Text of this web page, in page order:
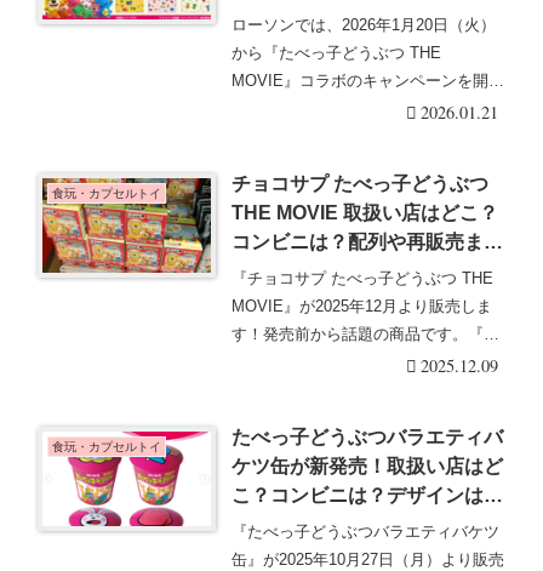
ーンが2026/1/20より開催！全3
種類！対象商品は午後の紅茶！
ローソンでは、2026年1月20日（火）
から『たべっ子どうぶつ THE
MOVIE』コラボのキャンペーンを開催
します！対・・・続きを読む2026.01.21
食玩・カプセルトイ
チョコサプ たべっ子どうぶつ
THE MOVIE 取扱い店はどこ？
コンビニは？配列や再販売まと
め！フラゲは？イオン、ローソ
ンも！
『チョコサプ たべっ子どうぶつ THE
MOVIE』が2025年12月より販売しま
す！発売前から話題の商品です。『チ
2025.12.09
食玩・カプセルトイ
たべっ子どうぶつバラエティバ
ケツ缶が新発売！取扱い店はど
こ？コンビニは？デザインは全
4種類でオンライン販売も実
施！
『たべっ子どうぶつバラエティバケツ
缶』が2025年10月27日（月）より販売